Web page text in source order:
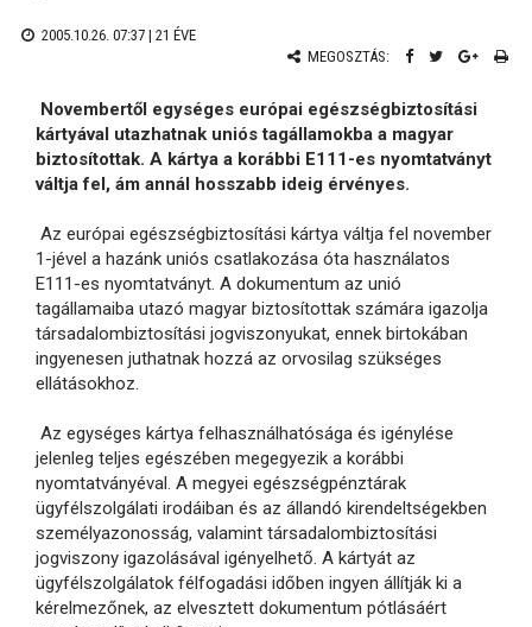
2005.10.26. 07:37 | 21 ÉVE
MEGOSZTÁS:
Novembertől egységes európai egészségbiztosítási
kártyával utazhatnak uniós tagállamokba a magyar
biztosítottak. A kártya a korábbi E111-es nyomtatványt
váltja fel, ám annál hosszabb ideig érvényes.
Az európai egészségbiztosítási kártya váltja fel november
1-jével a hazánk uniós csatlakozása óta használatos
E111-es nyomtatványt. A dokumentum az unió
tagállamaiba utazó magyar biztosítottak számára igazolja
társadalombiztosítási jogviszonyukat, ennek birtokában
ingyenesen juthatnak hozzá az orvosilag szükséges
ellátásokhoz.
Az egységes kártya felhasználhatósága és igénylése
jelenleg teljes egészében megegyezik a korábbi
nyomtatványéval. A megyei egészségpénztárak
ügyfélszolgálati irodáiban és az állandó kirendeltségekben
személyazonosság, valamint társadalombiztosítási
jogviszony igazolásával igényelhető. A kártyát az
ügyfélszolgálatok félfogadási időben ingyen állítják ki a
kérelmezőnek, az elvesztett dokumentum pótlásáért